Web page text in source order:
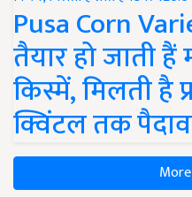
Pusa Corn
तैयार हो जाती
किस्में, मिलती है
क्विंटल तक